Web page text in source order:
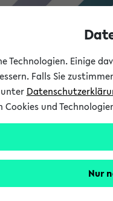
Studium
Funktion zugreifen,
Technologien. Einige
Falls Sie
und
Nur